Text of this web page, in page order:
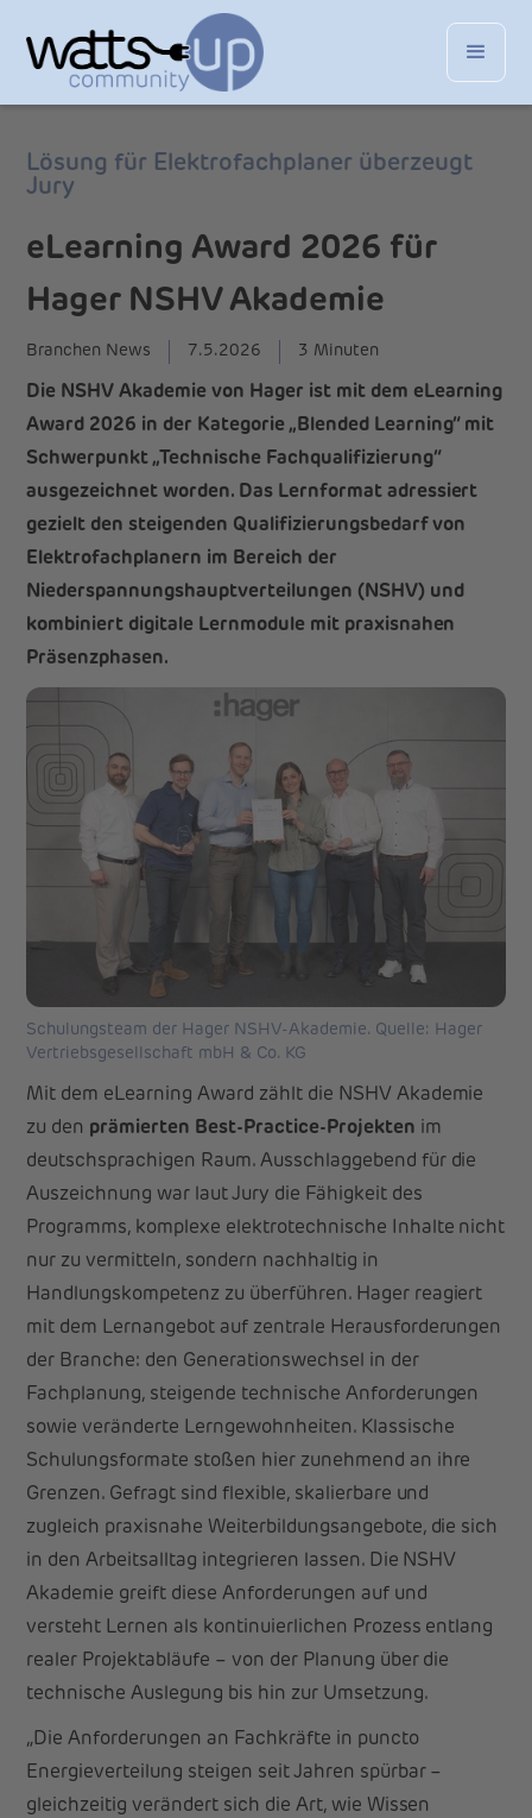
Lösung für Elektrofachplaner überzeugt
Jury
eLearning Award 2026 für
Hager NSHV Akademie
Branchen News 7.5.2026 3 Minuten
Die NSHV Akademie von Hager ist mit dem eLearning
Award 2026 in der Kategorie „Blended Learning“ mit
Schwerpunkt „Technische Fachqualifizierung“
ausgezeichnet worden. Das Lernformat adressiert
gezielt den steigenden Qualifizierungsbedarf von
Elektrofachplanern im Bereich der
Niederspannungshauptverteilungen (NSHV) und
kombiniert digitale Lernmodule mit praxisnahen
Präsenzphasen.
Schulungsteam der Hager NSHV-Akademie. Quelle: Hager
Vertriebsgesellschaft mbH & Co. KG
Mit dem eLearning Award zählt die NSHV Akademie
zu den prämierten Best-Practice-Projekten im
deutschsprachigen Raum. Ausschlaggebend für die
Auszeichnung war laut Jury die Fähigkeit des
Programms, komplexe elektrotechnische Inhalte nicht
nur zu vermitteln, sondern nachhaltig in
Handlungskompetenz zu überführen. Hager reagiert
mit dem Lernangebot auf zentrale Herausforderungen
der Branche: den Generationswechsel in der
Fachplanung, steigende technische Anforderungen
sowie veränderte Lerngewohnheiten. Klassische
Schulungsformate stoßen hier zunehmend an ihre
Grenzen. Gefragt sind flexible, skalierbare und
zugleich praxisnahe Weiterbildungsangebote, die sich
in den Arbeitsalltag integrieren lassen. Die NSHV
Akademie greift diese Anforderungen auf und
versteht Lernen als kontinuierlichen Prozess entlang
realer Projektabläufe – von der Planung über die
technische Auslegung bis hin zur Umsetzung.
„Die Anforderungen an Fachkräfte in puncto
Energieverteilung steigen seit Jahren spürbar –
gleichzeitig verändert sich die Art, wie Wissen